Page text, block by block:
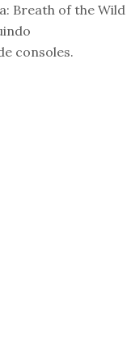
Breath of the Wild
consoles.